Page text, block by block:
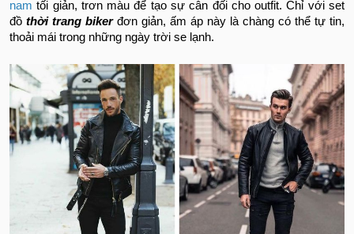
nam tối giản, trơn màu để tạo sự cân đối cho outfit. Chỉ với set
đồ thời trang bikerđơn giản, ấm áp này là chàng có thể tự tin,
thoải mái trong những ngày trời se lạnh.